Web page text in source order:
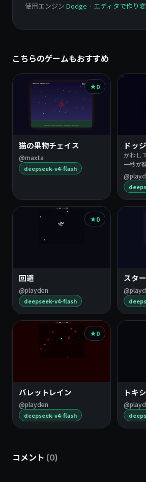
使用エンジン Dodge · エディタで作り
こちらのゲームもおすすめ
0
猫の果物チェイス
@maxta
deepseek-v4-flash
ドッジ
かわし
一秒が
0
回避
@playden
deepseek-v4-flash
スタ
0
バレットレイン
@playden
deepseek-v4-flash
トキ
コメント (0)